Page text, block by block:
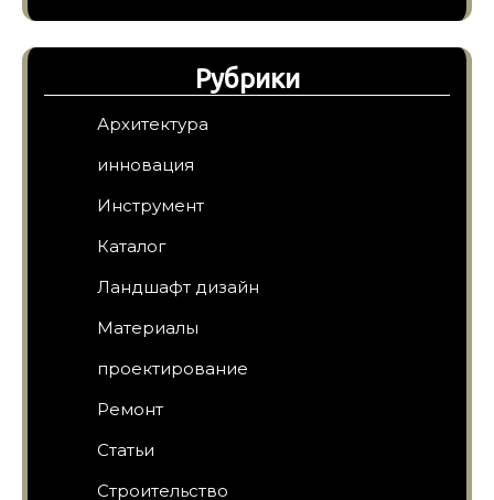
Рубрики
Архитектура
инновация
Инструмент
Каталог
Ландшафт дизайн
Материалы
проектирование
Ремонт
Статьи
Строительство